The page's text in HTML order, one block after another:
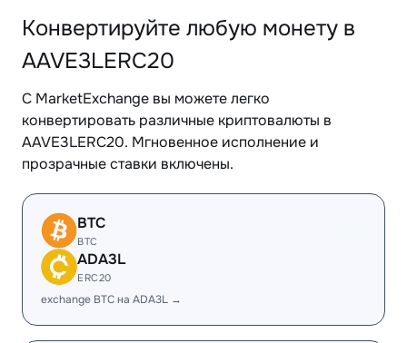
Конвертируйте любую монету в
AAVE3LERC20
С MarketExchange вы можете легко
конвертировать различные криптовалюты в
AAVE3LERC20. Мгновенное исполнение и
прозрачные ставки включены.
BTC
BTC
ADA3L
ERC20
exchange BTC на ADA3L →